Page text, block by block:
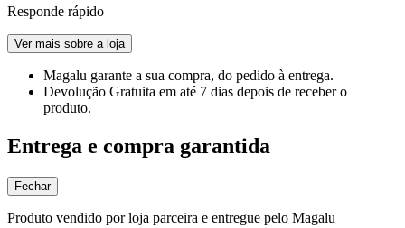
Responde rápido
Ver mais sobre a loja
Magalu garante a sua compra, do pedido à entrega.
Devolução Gratuita em até 7 dias depois de receber o
produto.
Entrega e compra garantida
Fechar
Produto vendido por loja parceira e entregue pelo Magalu